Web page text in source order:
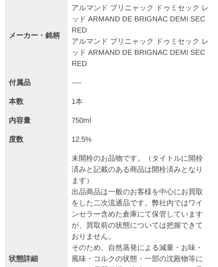
メーカー・銘柄
アルマンド ブリニャック ドゥミセック レ
ッド ARMAND DE BRIGNAC DEMI SEC
RED
アルマンド ブリニャック ドゥミセック レ
ッド ARMAND DE BRIGNAC DEMI SEC
RED
付属品 ----
本数 1本
内容量 750ml
度数 12.5%
状態詳細
未開栓のお品物です。（タイトルに開栓
済みと記載のある商品は開栓済みとなり
ます）
出品商品は一般のお客様を中心にお買取
をした二次流通品です。弊社内ではワイ
ンセラー含めた倉庫にて保管しています
が、買取前の状態については把握できて
おりません。
そのため、自然蒸発による減量・お味・
風味・コルクの状態・一部の沈殿物等に